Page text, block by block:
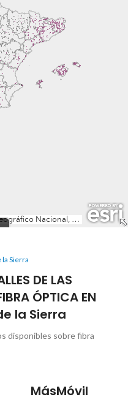
la Sierra
DE LAS
ÓPTICA EN
la Sierra
disponibles sobre fibra
MásMóvil